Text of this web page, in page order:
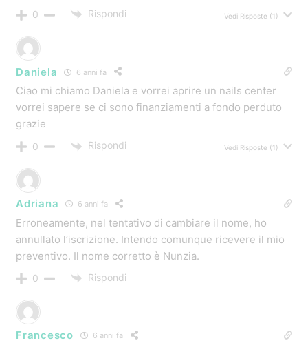
0 Rispondi Vedi Risposte (1)
Daniela 6 anni fa
Ciao mi chiamo Daniela e vorrei aprire un nails center
vorrei sapere se ci sono finanziamenti a fondo perduto
grazie
0 Rispondi Vedi Risposte (1)
Adriana 6 anni fa
Erroneamente, nel tentativo di cambiare il nome, ho
annullato l’iscrizione. Intendo comunque ricevere il mio
preventivo. Il nome corretto è Nunzia.
0 Rispondi
Francesco 6 anni fa